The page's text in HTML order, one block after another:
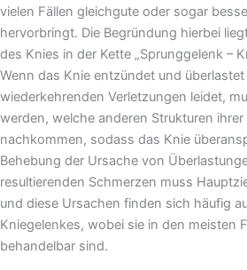
vielen Fällen gleichgute oder sogar
hervorbringt. Die Begründung hierbei
des Knies in der Kette „Sprunggelenk –
Wenn das Knie entzündet und
wiederkehrenden Verletzungen leidet,
werden, welche anderen Strukturen
nachkommen, sodass das Knie
Behebung der Ursache von
resultierenden Schmerzen muss
und diese Ursachen finden sich häufig
Kniegelenkes, wobei sie in den meisten
behandelbar sind.